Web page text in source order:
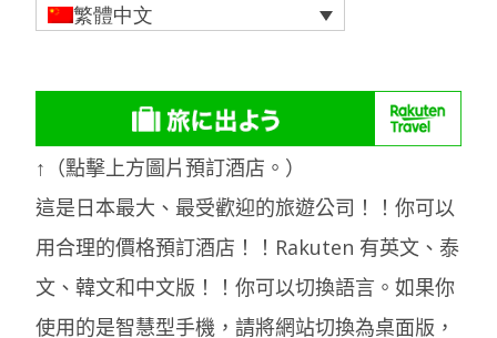
繁體中文
↑（點擊上方圖片預訂酒店。）
這是日本最大、最受歡迎的旅遊公司！！你可以
用合理的價格預訂酒店！！Rakuten 有英文、泰
文、韓文和中文版！！你可以切換語言。如果你
使用的是智慧型手機，請將網站切換為桌面版，